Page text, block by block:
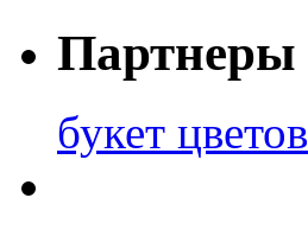
Партнеры
букет цветов